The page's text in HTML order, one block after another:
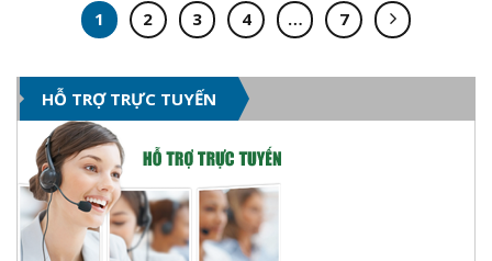
1 2 3 4 … 7
HỖ TRỢ TRỰC TUYẾN